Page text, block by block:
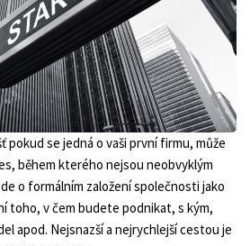
pokud se jedná o vaši první firmu, může
během kterého nejsou neobvyklým
o formálním založení společnosti jako
toho, v čem budete podnikat, s kým,
apod. Nejsnazší a nejrychlejší cestou je